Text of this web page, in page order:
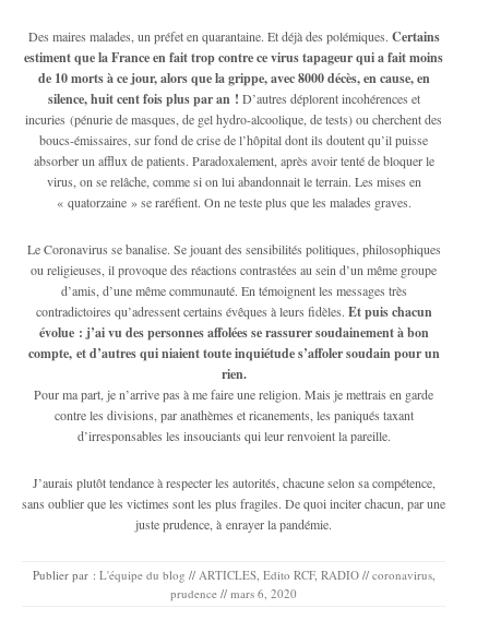
Des maires malades, un préfet en quarantaine. Et déjà des polémiques. Certains
estiment que la France en fait trop contre ce virus tapageur qui a fait moins
de 10 morts à ce jour, alors que la grippe, avec 8000 décès, en cause, en
silence, huit cent fois plus par an ! D’autres déplorent incohérences et
incuries (pénurie de masques, de gel hydro-alcoolique, de tests) ou cherchent des
boucs-émissaires, sur fond de crise de l’hôpital dont ils doutent qu’il puisse
absorber un afflux de patients. Paradoxalement, après avoir tenté de bloquer le
virus, on se relâche, comme si on lui abandonnait le terrain. Les mises en
« quatorzaine » se raréfient. On ne teste plus que les malades graves.
Le Coronavirus se banalise. Se jouant des sensibilités politiques, philosophiques
ou religieuses, il provoque des réactions contrastées au sein d’un même groupe
d’amis, d’une même communauté. En témoignent les messages très
contradictoires qu’adressent certains évêques à leurs fidèles. Et puis chacun
évolue : j’ai vu des personnes affolées se rassurer soudainement à bon
compte, et d’autres qui niaient toute inquiétude s’affoler soudain pour un
rien.
Pour ma part, je n’arrive pas à me faire une religion. Mais je mettrais en garde
contre les divisions, par anathèmes et ricanements, les paniqués taxant
d’irresponsables les insouciants qui leur renvoient la pareille.
J’aurais plutôt tendance à respecter les autorités, chacune selon sa compétence,
sans oublier que les victimes sont les plus fragiles. De quoi inciter chacun, par une
juste prudence, à enrayer la pandémie.
Publier par : L'équipe du blog // ARTICLES, Edito RCF, RADIO // coronavirus,
prudence // mars 6, 2020